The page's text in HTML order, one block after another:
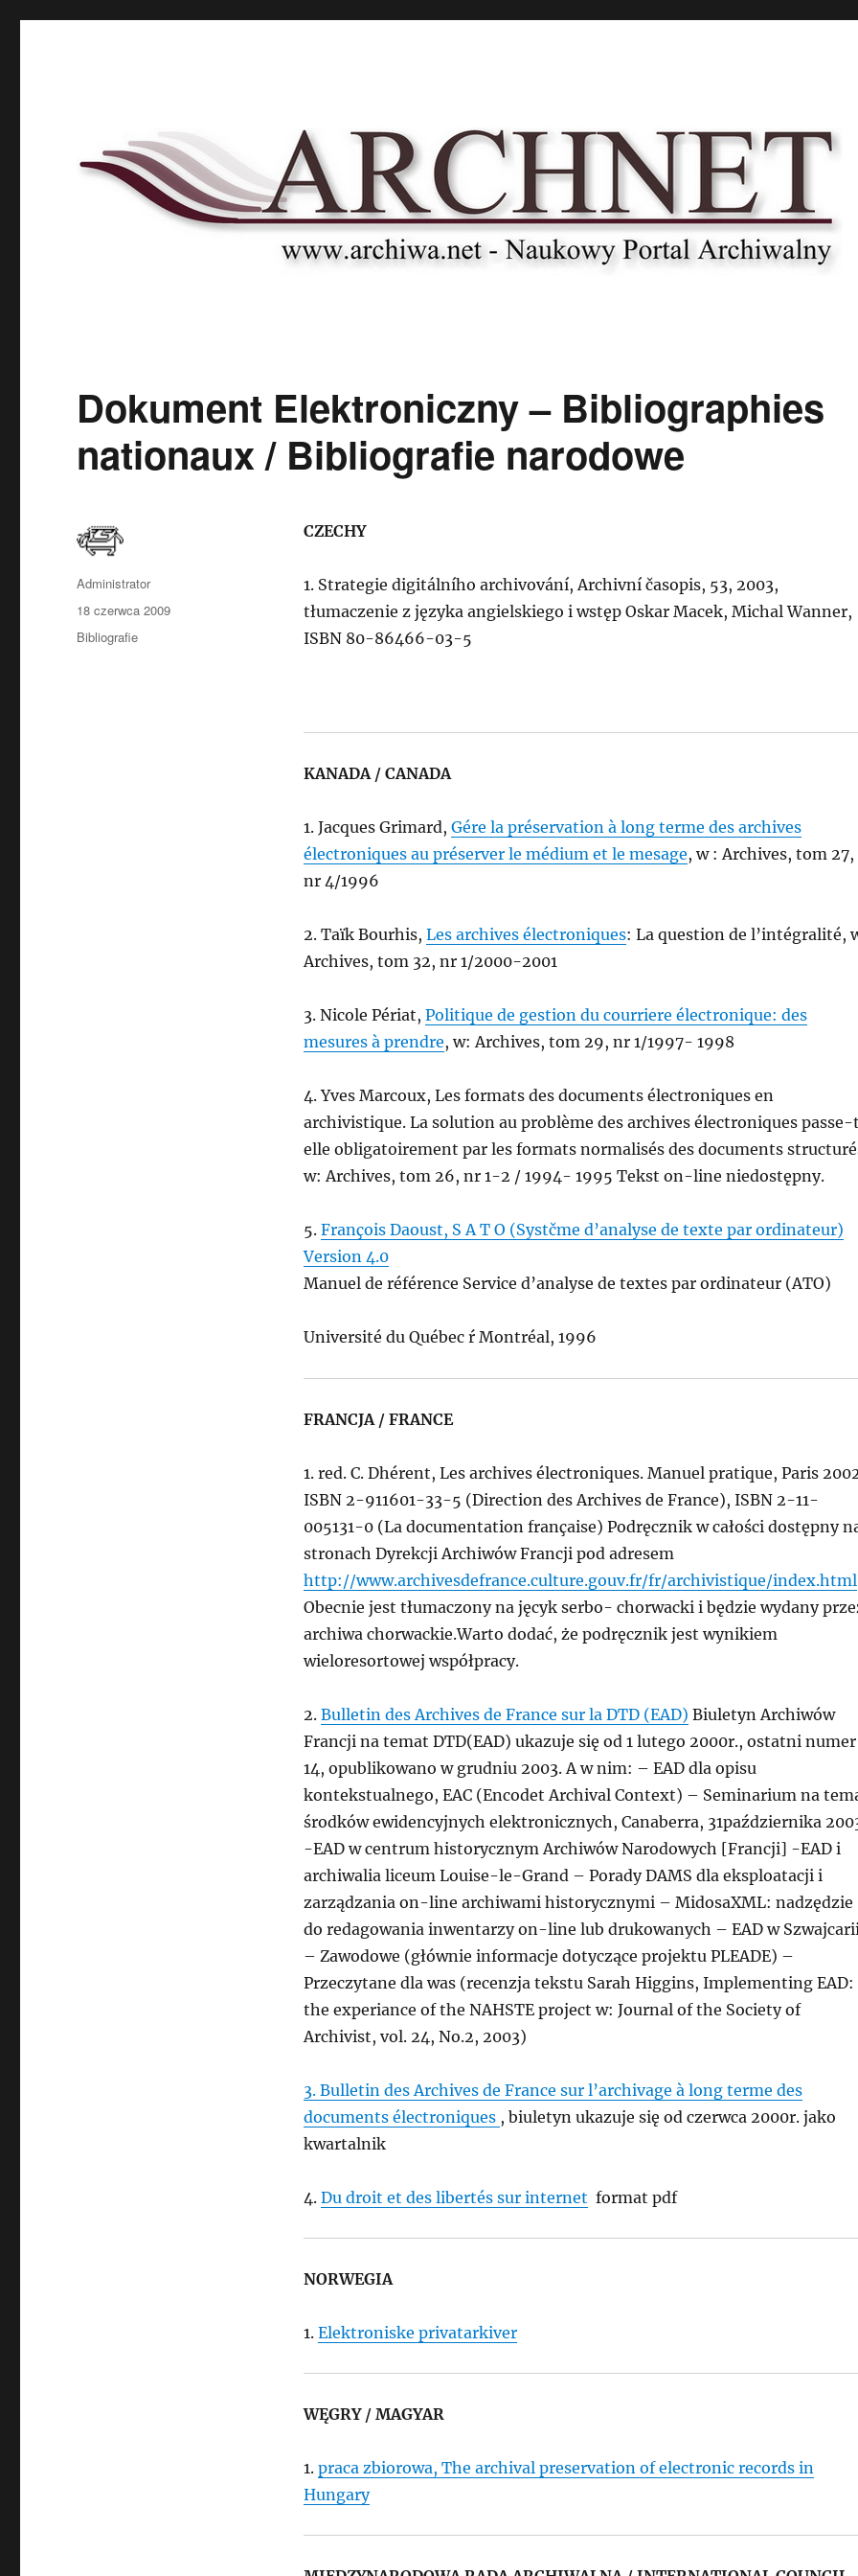
Dokument Elektroniczny – Bibliographies
nationaux / Bibliografie narodowe
CZECHY
1. Strategie digitálního archivování, Archivní časopis, 53, 2003,
tłumaczenie z języka angielskiego i wstęp Oskar Macek, Michal Wanner,
ISBN 80-86466-03-5
KANADA / CANADA
1. Jacques Grimard, Gére la préservation à long terme des archives
électroniques au préserver le médium et le mesage, w : Archives, tom 27,
nr 4/1996
2. Taïk Bourhis, Les archives électroniques: La question de l’intégralité,
Archives, tom 32, nr 1/2000-2001
3. Nicole Périat, Politique de gestion du courriere électronique: des
mesures à prendre, w: Archives, tom 29, nr 1/1997- 1998
4. Yves Marcoux, Les formats des documents électroniques en
archivistique. La solution au problème des archives électroniques
elle obligatoirement par les formats normalisés des documents
w: Archives, tom 26, nr 1-2 / 1994- 1995 Tekst on-line niedostępny.
5. François Daoust, S A T O (Systčme d’analyse de texte par ordinateur)
Version 4.0
Manuel de référence Service d’analyse de textes par ordinateur (ATO)
Université du Québec ŕ Montréal, 1996
FRANCJA / FRANCE
1. red. C. Dhérent, Les archives électroniques. Manuel pratique, Paris
ISBN 2-911601-33-5 (Direction des Archives de France), ISBN 2-11-
005131-0 (La documentation française) Podręcznik w całości dostępny
stronach Dyrekcji Archiwów Francji pod adresem
http://www.archivesdefrance.culture.gouv.fr/fr/archivistique/index.html
Obecnie jest tłumaczony na jęcyk serbo- chorwacki i będzie wydany
archiwa chorwackie.Warto dodać, że podręcznik jest wynikiem
wieloresortowej współpracy.
2. Bulletin des Archives de France sur la DTD (EAD) Biuletyn Archiwów
Francji na temat DTD(EAD) ukazuje się od 1 lutego 2000r., ostatni numer
14, opublikowano w grudniu 2003. A w nim: – EAD dla opisu
kontekstualnego, EAC (Encodet Archival Context) – Seminarium na
środków ewidencyjnych elektronicznych, Canaberra, 31października
-EAD w centrum historycznym Archiwów Narodowych [Francji] -EAD i
archiwalia liceum Louise-le-Grand – Porady DAMS dla eksploatacji i
zarządzania on-line archiwami historycznymi – MidosaXML: nadzędzie
do redagowania inwentarzy on-line lub drukowanych – EAD w
– Zawodowe (głównie informacje dotyczące projektu PLEADE) –
Przeczytane dla was (recenzja tekstu Sarah Higgins, Implementing EAD:
the experiance of the NAHSTE project w: Journal of the Society of
Archivist, vol. 24, No.2, 2003)
3. Bulletin des Archives de France sur l’archivage à long terme des
documents électroniques , biuletyn ukazuje się od czerwca 2000r. jako
kwartalnik
4. Du droit et des libertés sur internet format pdf
NORWEGIA
1. Elektroniske privatarkiver
WĘGRY / MAGYAR
1. praca zbiorowa, The archival preservation of electronic records in
Hungary
Autor
Administrator
Data
publikacji
18 czerwca 2009
Kategorie
Bibliografie